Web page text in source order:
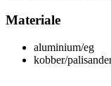
Materiale
aluminium/eg
kobber/